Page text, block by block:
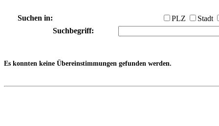
Suchen in: PLZ
Stadt
Suchbegriff:
Es konnten keine Übereinstimmungen gefunden werden.